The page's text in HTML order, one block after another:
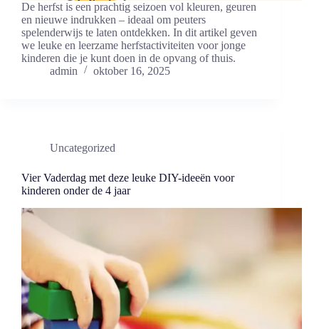
De herfst is een prachtig seizoen vol kleuren, geuren
en nieuwe indrukken – ideaal om peuters
spelenderwijs te laten ontdekken. In dit artikel geven
we leuke en leerzame herfstactiviteiten voor jonge
kinderen die je kunt doen in de opvang of thuis.
admin
oktober 16, 2025
Uncategorized
Vier Vaderdag met deze leuke DIY-ideeën voor
kinderen onder de 4 jaar